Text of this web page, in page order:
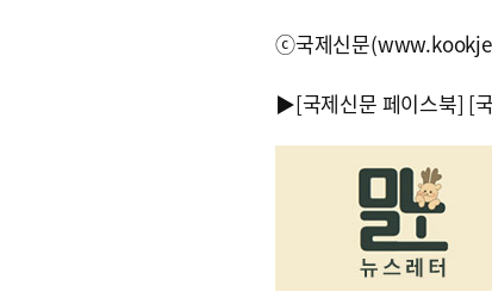
ⓒ국제신문
▶[국제신문 페이스북] [